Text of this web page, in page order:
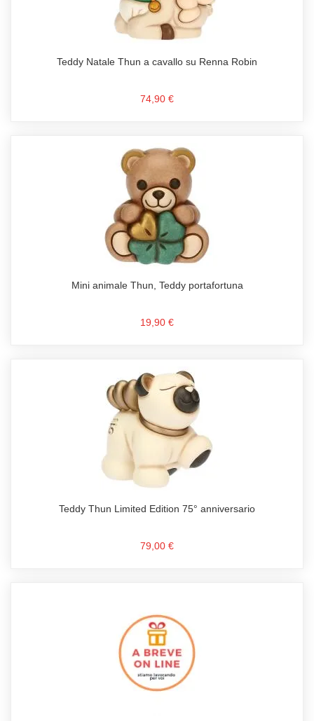
Teddy Natale Thun a cavallo su Renna Robin
74,90 €
Mini animale Thun, Teddy portafortuna
19,90 €
Teddy Thun Limited Edition 75° anniversario
79,00 €